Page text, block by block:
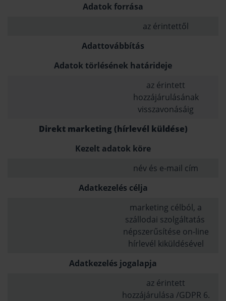
Adatok forrása
az érintettől
Adattovábbítás
Adatok törlésének határideje
az érintett
hozzájárulásának
visszavonásáig
Direkt marketing (hírlevél küldése)
Kezelt adatok köre
név és e-mail cím
Adatkezelés célja
marketing célból, a
szállodai szolgáltatás
népszerűsítése on-line
hírlevél kiküldésével
Adatkezelés jogalapja
az érintett
hozzájárulása /GDPR 6.